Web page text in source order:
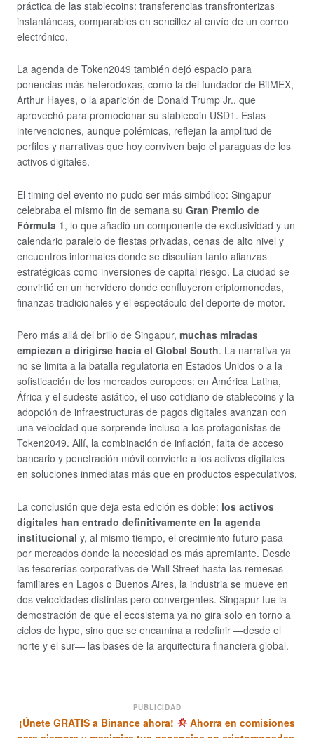
práctica de las stablecoins: transferencias transfronterizas
instantáneas, comparables en sencillez al envío de un correo
electrónico.
La agenda de Token2049 también dejó espacio para
ponencias más heterodoxas, como la del fundador de BitMEX,
Arthur Hayes, o la aparición de Donald Trump Jr., que
aprovechó para promocionar su stablecoin USD1. Estas
intervenciones, aunque polémicas, reflejan la amplitud de
perfiles y narrativas que hoy conviven bajo el paraguas de los
activos digitales.
El timing del evento no pudo ser más simbólico: Singapur
celebraba el mismo fin de semana su Gran Premio de
Fórmula 1, lo que añadió un componente de exclusividad y un
calendario paralelo de fiestas privadas, cenas de alto nivel y
encuentros informales donde se discutían tanto alianzas
estratégicas como inversiones de capital riesgo. La ciudad se
convirtió en un hervidero donde confluyeron criptomonedas,
finanzas tradicionales y el espectáculo del deporte de motor.
Pero más allá del brillo de Singapur, muchas miradas
empiezan a dirigirse hacia el Global South. La narrativa ya
no se limita a la batalla regulatoria en Estados Unidos o a la
sofisticación de los mercados europeos: en América Latina,
África y el sudeste asiático, el uso cotidiano de stablecoins y la
adopción de infraestructuras de pagos digitales avanzan con
una velocidad que sorprende incluso a los protagonistas de
Token2049. Allí, la combinación de inflación, falta de acceso
bancario y penetración móvil convierte a los activos digitales
en soluciones inmediatas más que en productos especulativos.
La conclusión que deja esta edición es doble: los activos
digitales han entrado definitivamente en la agenda
institucional y, al mismo tiempo, el crecimiento futuro pasa
por mercados donde la necesidad es más apremiante. Desde
las tesorerías corporativas de Wall Street hasta las remesas
familiares en Lagos o Buenos Aires, la industria se mueve en
dos velocidades distintas pero convergentes. Singapur fue la
demostración de que el ecosistema ya no gira solo en torno a
ciclos de hype, sino que se encamina a redefinir —desde el
norte y el sur— las bases de la arquitectura financiera global.
PUBLICIDAD
¡Únete GRATIS a Binance ahora!
Ahorra en comisiones